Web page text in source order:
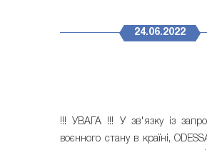
24.06.2022
!!! УВАГА !!! У зв'язку із
воєнного стану в країні,